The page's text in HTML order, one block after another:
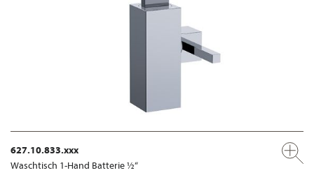
627.10.833.xxx
Waschtisch 1-Hand Batterie ½“